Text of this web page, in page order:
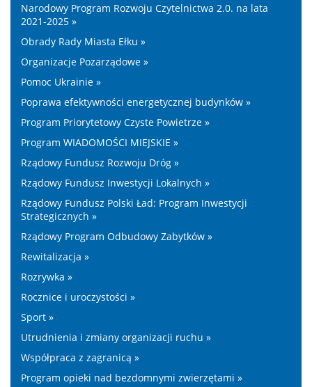
Narodowy Program Rozwoju Czytelnictwa 2.0. na lata
2021-2025 »
Obrady Rady Miasta Ełku »
Organizacje Pozarządowe »
Pomoc Ukrainie »
Poprawa efektywności energetycznej budynków »
Program Priorytetowy Czyste Powietrze »
Program WIADOMOŚCI MIEJSKIE »
Rządowy Fundusz Rozwoju Dróg »
Rządowy Fundusz Inwestycji Lokalnych »
Rządowy Fundusz Polski Ład: Program Inwestycji
Strategicznych »
Rządowy Program Odbudowy Zabytków »
Rewitalizacja »
Rozrywka »
Rocznice i uroczystości »
Sport »
Utrudnienia i zmiany organizacji ruchu »
Współpraca z zagranicą »
Program opieki nad bezdomnymi zwierzętami »